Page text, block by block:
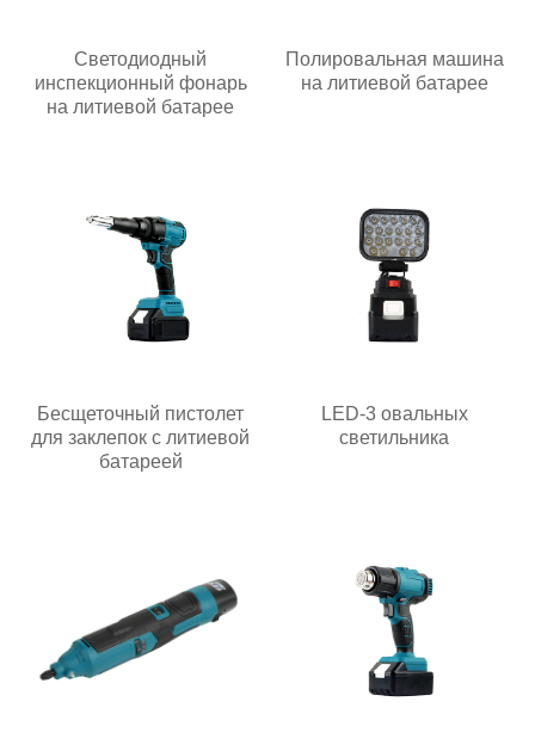
Светодиодный
инспекционный фонарь
на литиевой батарее
Полировальная машина
на литиевой батарее
Бесщеточный пистолет
для заклепок с литиевой
батареей
LED-3 овальных
светильника